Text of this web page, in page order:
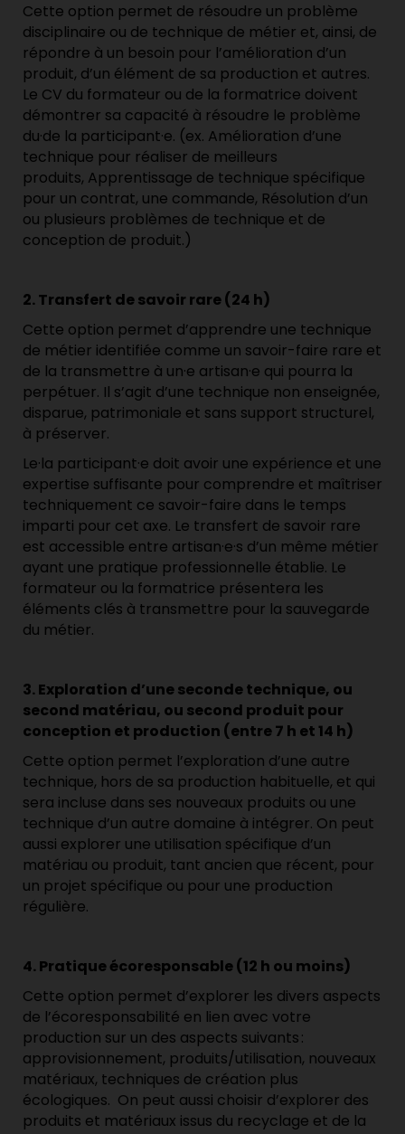
Cette option permet de résoudre un problème
disciplinaire ou de technique de métier et, ainsi, de
répondre à un besoin pour l’amélioration d’un
produit, d’un élément de sa production et autres.
Le CV du formateur ou de la formatrice doivent
démontrer sa capacité à résoudre le problème
du·de la participant·e. (ex. Amélioration d’une
technique pour réaliser de meilleurs
produits, Apprentissage de technique spécifique
pour un contrat, une commande, Résolution d’un
ou plusieurs problèmes de technique et de
conception de produit.)
2. Transfert de savoir rare (24 h)
Cette option permet d’apprendre une technique
de métier identifiée comme un savoir-faire rare et
de la transmettre à un·e artisan·e qui pourra la
perpétuer. Il s’agit d’une technique non enseignée,
disparue, patrimoniale et sans support structurel,
à préserver.
Le·la participant·e doit avoir une expérience et une
expertise suffisante pour comprendre et maîtriser
techniquement ce savoir-faire dans le temps
imparti pour cet axe. Le transfert de savoir rare
est accessible entre artisan·e·s d’un même métier
ayant une pratique professionnelle établie. Le
formateur ou la formatrice présentera les
éléments clés à transmettre pour la sauvegarde
du métier.
3. Exploration d’une seconde technique, ou
second matériau, ou second produit pour
conception et production (entre 7 h et 14 h)
Cette option permet l’exploration d’une autre
technique, hors de sa production habituelle, et qui
sera incluse dans ses nouveaux produits ou une
technique d’un autre domaine à intégrer. On peut
aussi explorer une utilisation spécifique d’un
matériau ou produit, tant ancien que récent, pour
un projet spécifique ou pour une production
régulière.
4. Pratique écoresponsable (12 h ou moins)
Cette option permet d’explorer les divers aspects
de l’écoresponsabilité en lien avec votre
production sur un des aspects suivants :
approvisionnement, produits/utilisation, nouveaux
matériaux, techniques de création plus
écologiques. On peut aussi choisir d’explorer des
produits et matériaux issus du recyclage et de la